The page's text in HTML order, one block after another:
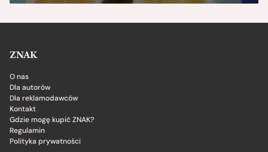
ZNAK
O nas
Dla autorów
Dla reklamodawców
Kontakt
Gdzie mogę kupić ZNAK?
Regulamin
Polityka prywatności